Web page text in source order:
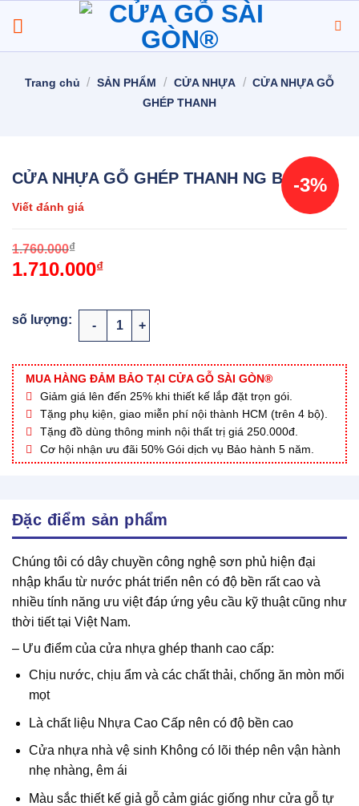
đến
nội
Trang chủ / SẢN PHẨM / CỬA NHỰA / CỬA NHỰA GỖ
GHÉP THANH
-3%
CỬA NHỰA GỖ GHÉP THANH NG B22
Viết đánh giá
1.760.000₫
1.710.000₫
CỬA NHỰA GỖ GHÉP THANH NG B22 số lượng
MUA HÀNG ĐẢM BẢO TẠI CỬA GỖ SÀI GÒN®
Giảm giá lên đến 25% khi thiết kế lắp đặt trọn gói.
Tặng phụ kiện, giao miễn phí nội thành HCM (trên 4 bộ).
Tặng đồ dùng thông minh nội thất trị giá 250.000đ.
Cơ hội nhận ưu đãi 50% Gói dịch vụ Bảo hành 5 năm.
Đặc điểm sản phẩm
Chúng tôi có dây chuyền công nghệ sơn phủ hiện đại
nhập khẩu từ nước phát triển nên có độ bền rất cao và
nhiều tính năng ưu việt đáp ứng yêu cầu kỹ thuật cũng như
thời tiết tại Việt Nam.
– Ưu điểm của cửa nhựa ghép thanh cao cấp:
Chịu nước, chịu ẩm và các chất thải, chống ăn mòn mối
mọt
Là chất liệu Nhựa Cao Cấp nên có độ bền cao
Cửa nhựa nhà vệ sinh Không có lõi thép nên vận hành
nhẹ nhàng, êm ái
Màu sắc thiết kế giả gỗ cảm giác giống như cửa gỗ tự